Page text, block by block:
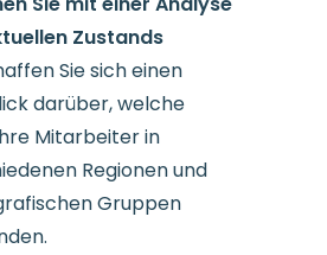
Zustands
Sie sich einen
darüber, welche
Mitarbeiter in
Regionen und
Gruppen